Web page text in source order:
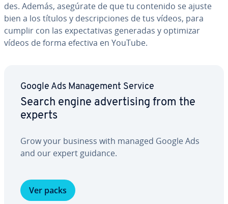
des. Además, asegúrate de que tu contenido se ajuste
bien a los títulos y de­s­cri­p­cio­nes de tus vídeos, para
cumplir con las ex­pe­c­ta­ti­vas generadas y optimizar
vídeos de forma efectiva en YouTube.
Google Ads Ma­na­ge­me­nt Service
Search engine ad­ve­r­ti­si­ng from the
experts
Grow your business with managed Google Ads
and our expert guidance.
Ver packs